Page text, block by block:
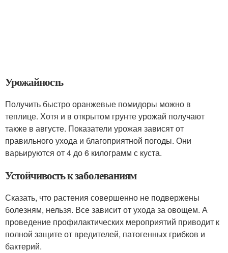
Урожайность
Получить быстро оранжевые помидоры можно в
теплице. Хотя и в открытом грунте урожай получают
также в августе. Показатели урожая зависят от
правильного ухода и благоприятной погоды. Они
варьируются от 4 до 6 килограмм с куста.
Устойчивость к заболеваниям
Сказать, что растения совершенно не подвержены
болезням, нельзя. Все зависит от ухода за овощем. А
проведение профилактических мероприятий приводит к
полной защите от вредителей, патогенных грибков и
бактерий.